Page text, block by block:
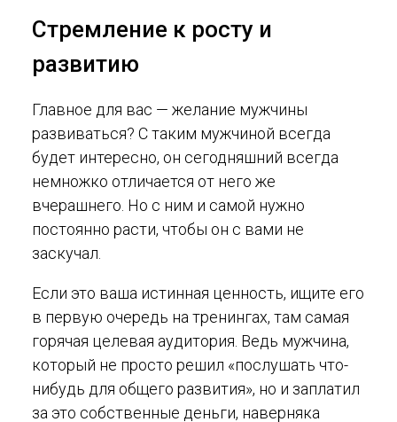
Стремление к росту и
развитию
Главное для вас — желание мужчины
развиваться? С таким мужчиной всегда
будет интересно, он сегодняшний всегда
немножко отличается от него же
вчерашнего. Но с ним и самой нужно
постоянно расти, чтобы он с вами не
заскучал.
Если это ваша истинная ценность, ищите его
в первую очередь на тренингах, там самая
горячая целевая аудитория. Ведь мужчина,
который не просто решил «послушать что-
нибудь для общего развития», но и заплатил
за это собственные деньги, наверняка